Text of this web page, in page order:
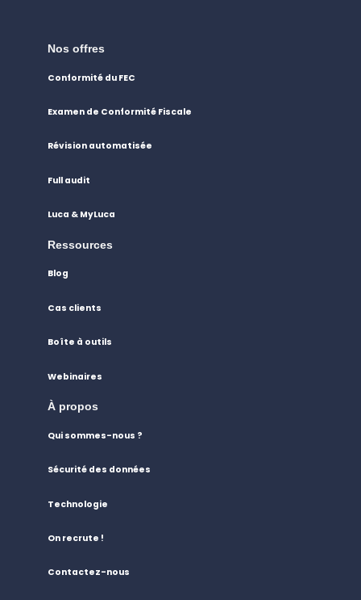
Nos offres
Conformité du FEC
Examen de Conformité Fiscale
Révision automatisée
Full audit
Luca & MyLuca
Ressources
Blog
Cas clients
Boîte à outils
Webinaires
À propos
Qui sommes-nous ?
Sécurité des données
Technologie
On recrute !
Contactez-nous